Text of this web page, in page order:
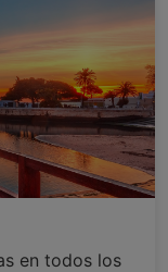
en todos los